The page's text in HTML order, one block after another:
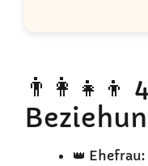
👨‍👩‍👧‍👦
👑